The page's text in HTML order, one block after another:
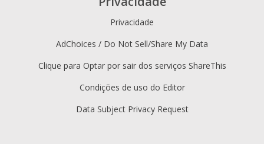
Privacidade
AdChoices / Do Not Sell/Share My Data
Clique para Optar por sair dos serviços ShareThis
Condições de uso do Editor
Data Subject Privacy Request